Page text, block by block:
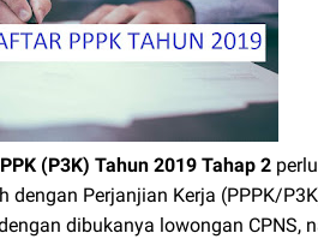
(P3K) Tahun 2019 Tahap 2
dengan Perjanjian Kerja (PPPK/
dibukanya lowongan CPNS,